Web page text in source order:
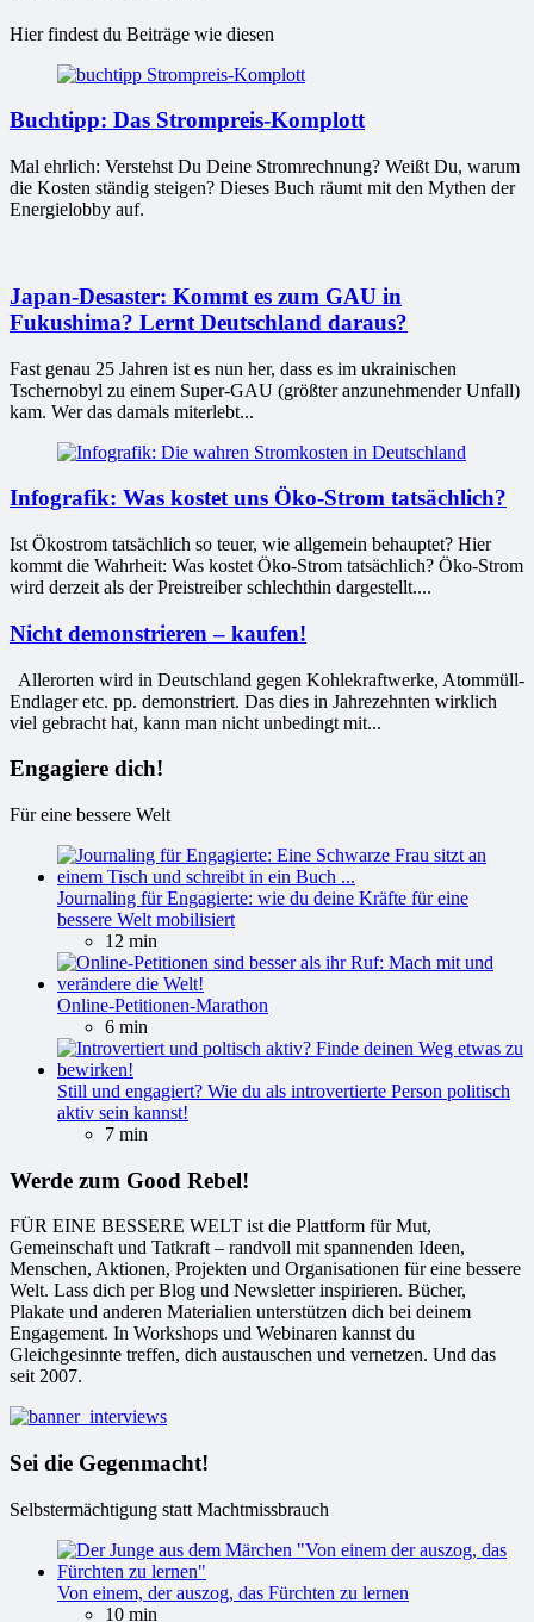
Hier findest du Beiträge wie diesen
Buchtipp: Das Strompreis-Komplott
Mal ehrlich: Verstehst Du Deine Stromrechnung? Weißt Du, warum
die Kosten ständig steigen? Dieses Buch räumt mit den Mythen der
Energielobby auf.
Japan-Desaster: Kommt es zum GAU in
Fukushima? Lernt Deutschland daraus?
Fast genau 25 Jahren ist es nun her, dass es im ukrainischen
Tschernobyl zu einem Super-GAU (größter anzunehmender Unfall)
kam. Wer das damals miterlebt...
Infografik: Was kostet uns Öko-Strom tatsächlich?
Ist Ökostrom tatsächlich so teuer, wie allgemein behauptet? Hier
kommt die Wahrheit: Was kostet Öko-Strom tatsächlich? Öko-Strom
wird derzeit als der Preistreiber schlechthin dargestellt....
Nicht demonstrieren – kaufen!
Allerorten wird in Deutschland gegen Kohlekraftwerke, Atommüll-
Endlager etc. pp. demonstriert. Das dies in Jahrezehnten wirklich
viel gebracht hat, kann man nicht unbedingt mit...
Engagiere dich!
Für eine bessere Welt
Journaling für Engagierte: wie du deine Kräfte für eine
bessere Welt mobilisiert
12 min
Online-Petitionen-Marathon
6 min
Still und engagiert? Wie du als introvertierte Person politisch
aktiv sein kannst!
7 min
Werde zum Good Rebel!
FÜR EINE BESSERE WELT ist die Plattform für Mut,
Gemeinschaft und Tatkraft – randvoll mit spannenden Ideen,
Menschen, Aktionen, Projekten und Organisationen für eine bessere
Welt. Lass dich per Blog und Newsletter inspirieren. Bücher,
Plakate und anderen Materialien unterstützen dich bei deinem
Engagement. In Workshops und Webinaren kannst du
Gleichgesinnte treffen, dich austauschen und vernetzen. Und das
seit 2007.
Sei die Gegenmacht!
Selbstermächtigung statt Machtmissbrauch
Von einem, der auszog, das Fürchten zu lernen
10 min